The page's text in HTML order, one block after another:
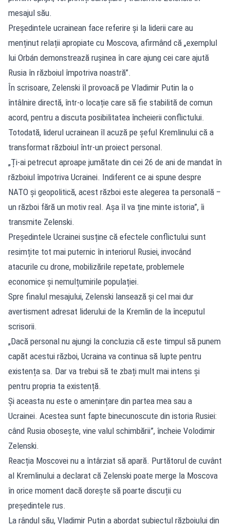
mesajul său.
Președintele ucrainean face referire și la liderii care au
menținut relații apropiate cu Moscova, afirmând că „exemplul
lui Orbán demonstrează rușinea în care ajung cei care ajută
Rusia în războiul împotriva noastră”.
În scrisoare, Zelenski îl provoacă pe Vladimir Putin la o
întâlnire directă, într-o locație care să fie stabilită de comun
acord, pentru a discuta posibilitatea încheierii conflictului.
Totodată, liderul ucrainean îl acuză pe șeful Kremlinului că a
transformat războiul într-un proiect personal.
„Ți-ai petrecut aproape jumătate din cei 26 de ani de mandat în
războiul împotriva Ucrainei. Indiferent ce ai spune despre
NATO și geopolitică, acest război este alegerea ta personală –
un război fără un motiv real. Așa îl va ține minte istoria”, îi
transmite Zelenski.
Președintele Ucrainei susține că efectele conflictului sunt
resimțite tot mai puternic în interiorul Rusiei, invocând
atacurile cu drone, mobilizările repetate, problemele
economice și nemulțumirile populației.
Spre finalul mesajului, Zelenski lansează și cel mai dur
avertisment adresat liderului de la Kremlin de la începutul
scrisorii.
„Dacă personal nu ajungi la concluzia că este timpul să punem
capăt acestui război, Ucraina va continua să lupte pentru
existența sa. Dar va trebui să te zbați mult mai intens și
pentru propria ta existență.
Și aceasta nu este o amenințare din partea mea sau a
Ucrainei. Acestea sunt fapte binecunoscute din istoria Rusiei:
când Rusia obosește, vine valul schimbării”, încheie Volodimir
Zelenski.
Reacția Moscovei nu a întârziat să apară. Purtătorul de cuvânt
al Kremlinului a declarat că Zelenski poate merge la Moscova
în orice moment dacă dorește să poarte discuții cu
președintele rus.
La rândul său, Vladimir Putin a abordat subiectul războiului din